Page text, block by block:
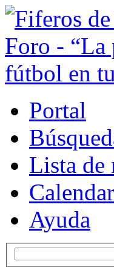
Portal
Lista de
Ayuda